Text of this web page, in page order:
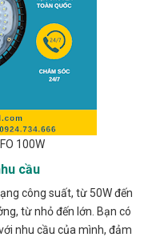
100W
cầu
công suất, từ 50W đến
từ nhỏ đến lớn. Bạn có
nhu cầu của mình, đảm